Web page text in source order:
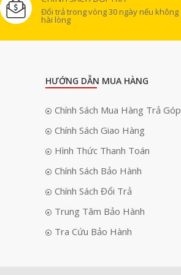
Đổi trả trong vòng 30 ngày nếu không
hài lòng
HƯỚNG DẪN MUA HÀNG
Chính Sách Mua Hàng Trả Góp
Chính Sách Giao Hàng
Hình Thức Thanh Toán
Chính Sách Bảo Hành
Chính Sách Đổi Trả
Trung Tâm Bảo Hành
Tra Cứu Bảo Hành